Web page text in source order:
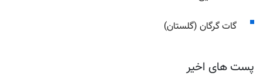
گات گرگان (گلستان)
پست های اخیر